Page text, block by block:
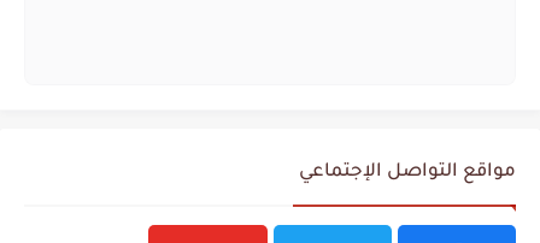
مواقع التواصل الإجتماعي